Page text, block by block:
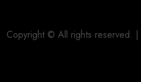
Copyright © All rights reserved. |